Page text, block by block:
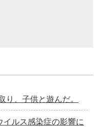
、子供と遊んだ。
ルス感染症の影響に